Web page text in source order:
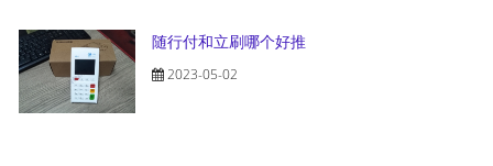
随行付和立刷哪个好推
2023-05-02